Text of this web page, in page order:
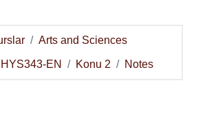
Arts and Sciences
EN Konu 2 Notes